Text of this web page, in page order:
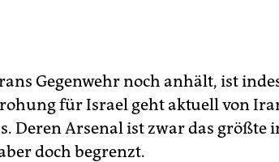
Gegenwehr noch anhält, ist
für Israel geht aktuell von
Deren Arsenal ist zwar das größte
doch begrenzt.